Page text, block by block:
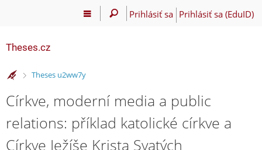
Prihlásiť sa Prihlásiť sa (EduID)
Theses.cz
>
Theses u2ww7y
Církve, moderní media a public
relations: příklad katolické církve a
Církve Ježíše Krista Svatých